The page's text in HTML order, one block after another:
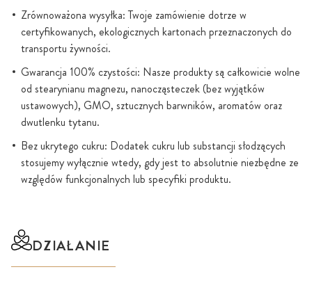
Zrównoważona wysyłka: Twoje zamówienie dotrze w
certyfikowanych, ekologicznych kartonach przeznaczonych do
transportu żywności.
Gwarancja 100% czystości: Nasze produkty są całkowicie wolne
od stearynianu magnezu, nanocząsteczek (bez wyjątków
ustawowych), GMO, sztucznych barwników, aromatów oraz
dwutlenku tytanu.
Bez ukrytego cukru: Dodatek cukru lub substancji słodzących
stosujemy wyłącznie wtedy, gdy jest to absolutnie niezbędne ze
względów funkcjonalnych lub specyfiki produktu.
DZIAŁANIE